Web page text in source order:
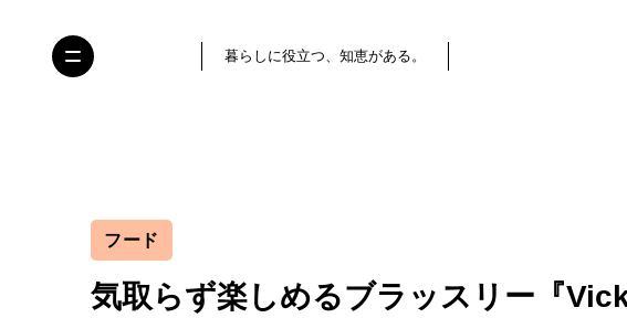
暮らしに役立つ、知恵がある。
フード
気取らず楽しめるブラッスリー『